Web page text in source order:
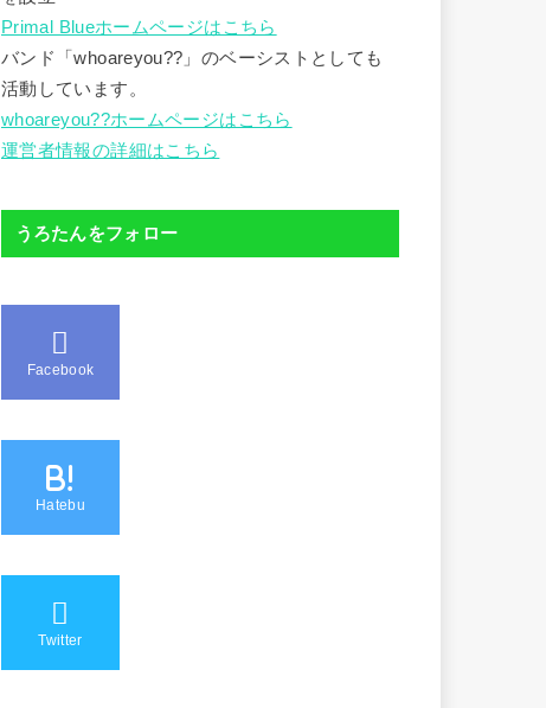
Primal Blueホームページはこちら
バンド「whoareyou??」のベーシストとしても
活動しています。
whoareyou??ホームページはこちら
運営者情報の詳細はこちら
うろたんをフォロー
Facebook
B!
Hatebu
Twitter